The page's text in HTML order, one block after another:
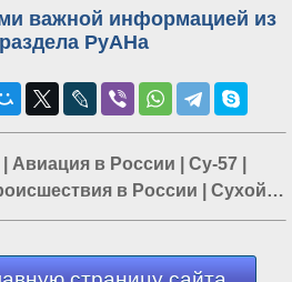
важной информацией из
РуАНа
Авиация в России Су-57
в России
Сухой
в России